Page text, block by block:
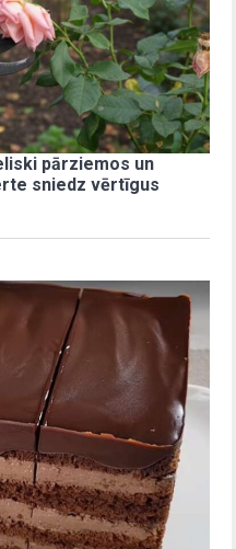
pārziemos un
sniedz vērtīgus